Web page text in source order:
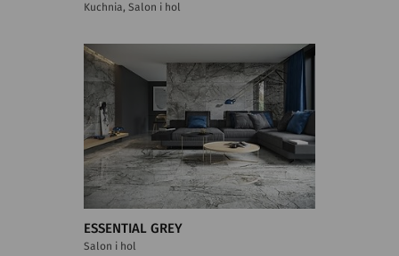
Kuchnia, Salon i hol
ESSENTIAL GREY
Salon i hol